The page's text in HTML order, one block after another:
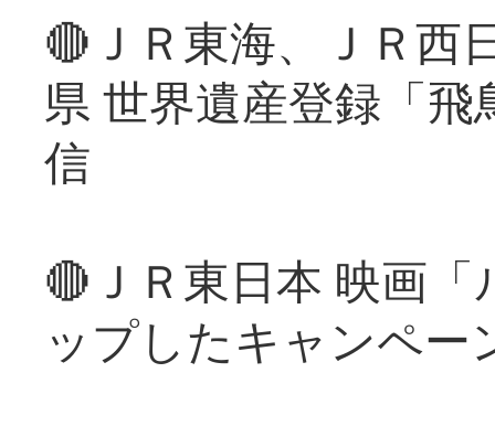
🔴ＪＲ東海、ＪＲ西
県 世界遺産登録「
信
🔴ＪＲ東日本 映画
ップしたキャンペー